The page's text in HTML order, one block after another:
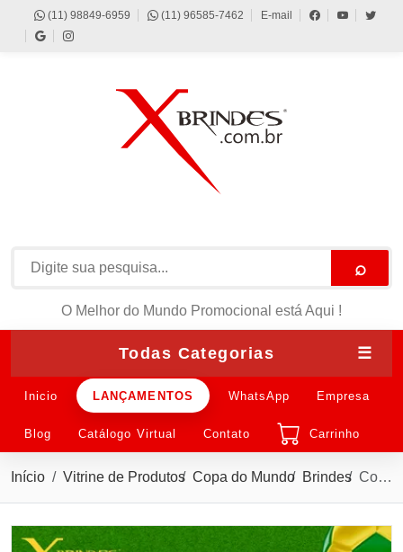
(11) 98849-6959 (11) 96585-7462 E-mail
⌕
O Melhor do Mundo Promocional está Aqui !
Todas Categorias ☰
Inicio LANÇAMENTOS WhatsApp Empresa
Blog Catálogo Virtual Contato Carrinho
Início Vitrine de Produtos Copa do Mundo Brindes Corneta Plástica com bocal Tamanho 19 cm Cod XMBB-1025